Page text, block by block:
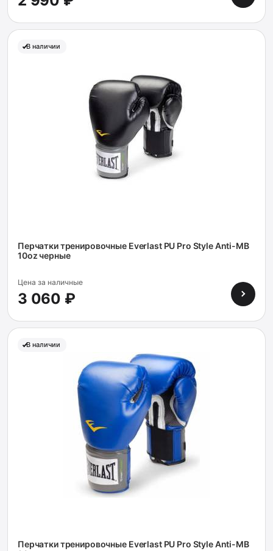
В наличии
Перчатки тренировочные Everlast PU Pro Style Anti-MB
10oz черные
Цена за наличные
3 060 ₽
В наличии
Перчатки тренировочные Everlast PU Pro Style Anti-MB